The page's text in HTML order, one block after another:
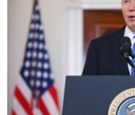
揭謊頻道
美國
中國
國際
經貿